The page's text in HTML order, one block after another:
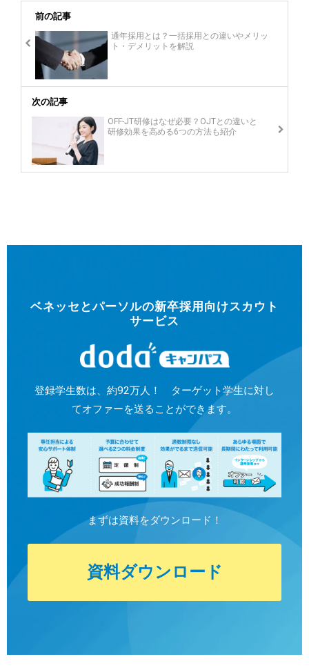
前の記事
通年採用とは？一括採用との違いやメリッ
ト・デメリットを解説
次の記事
OFF-JT研修はなぜ必要？OJTとの違いと
研修効果を高める6つの方法も紹介
ベネッセとパーソルの新卒採用向けスカウト
サービス
登録学生数は、約92万人！ ターゲット学生に対し
てオファーを送ることができます。
まずは資料をダウンロード！
資料ダウンロード